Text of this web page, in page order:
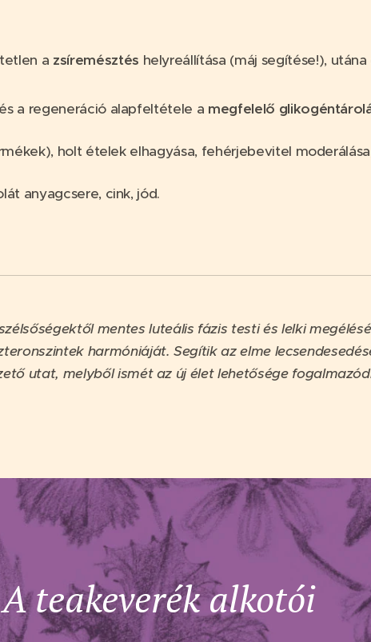
a zsíremésztés helyreállítása (máj segítése!),
a regeneráció alapfeltétele a megfelelő
holt ételek elhagyása, fehérjebevitel
anyagcsere, cink, jód.
mentes luteális fázis testi és lelki
harmóniáját. Segítik az elme
utat, melyből ismét az új élet lehetősége
A teakeverék alkotói